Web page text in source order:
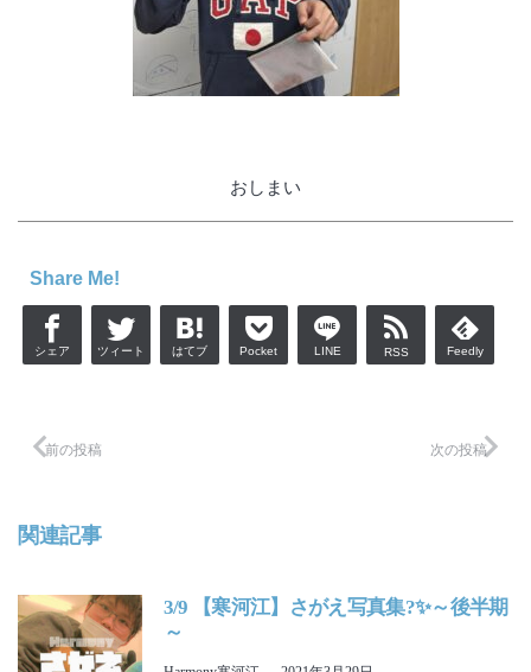
おしまい
Share Me!
シェア ツィート はてブ Pocket LINE RSS Feedly
前の投稿 次の投稿
関連記事
3/9 【寒河江】さがえ写真集?✨～後半期
～